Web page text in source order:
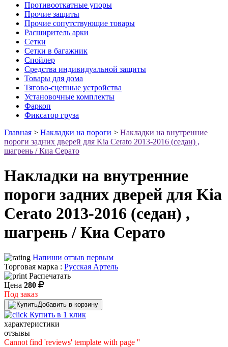
Противооткатные упоры
Прочие защиты
Прочие сопутствующие товары
Расширитель арки
Сетки
Сетки в багажник
Спойлер
Средства индивидуальной защиты
Товары для дома
Тягово-сцепные устройства
Установочные комплекты
Фаркоп
Фиксатор груза
Главная > Накладки на пороги > Накладки на внутренние
пороги задних дверей для Kia Cerato 2013-2016 (седан) ,
шагрень / Киа Серато
Накладки на внутренние
пороги задних дверей для Kia
Cerato 2013-2016 (седан) ,
шагрень / Киа Серато
Напиши отзыв первым
Торговая марка : Русская Артель
Распечатать
Цена 280
Под заказ
Добавить в корзину
Купить в 1 клик
характеристики
отзывы
Cannot find 'reviews' template with page ''